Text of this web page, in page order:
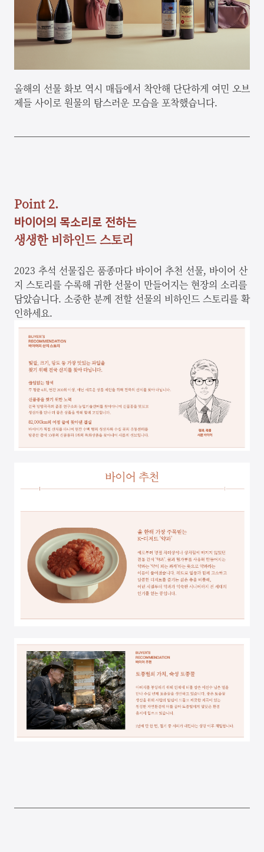
올해의 선물 화보 역시 매듭에서 착안해 단단하게 여민 오브
제들 사이로 원물의 탐스러운 모습을 포착했습니다.
Point 2.
바이어의 목소리로 전하는
생생한 비하인드 스토리
2023 추석 선물집은 품종마다 바이어 추천 선물, 바이어 산
지 스토리를 수록해 귀한 선물이 만들어지는 현장의 소리를
담았습니다. 소중한 분께 전할 선물의 비하인드 스토리를 확
인하세요.